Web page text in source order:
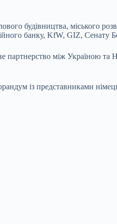
будівництва, міського
банку, KfW, GIZ,
партнерство між Україною
із представниками